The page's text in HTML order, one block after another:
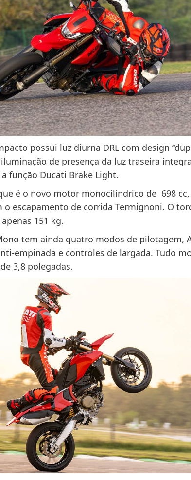
possui luz diurna DRL com design
iluminação de presença da luz traseira
função Ducati Brake Light.
é o novo motor monocilíndrico de 698
o escapamento de corrida Termignoni. O
151 kg.
tem ainda quatro modos de pilotagem,
empinada e controles de largada. Tudo
3,8 polegadas.